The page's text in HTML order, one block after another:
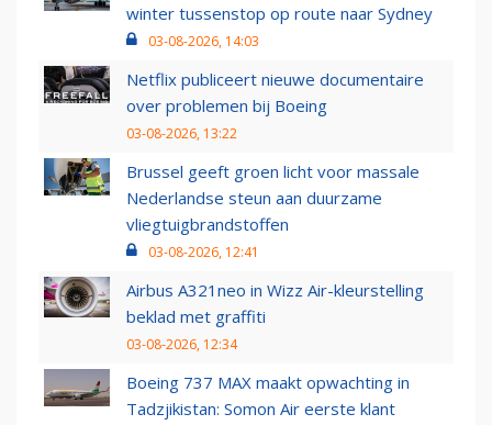
winter tussenstop op route naar Sydney
03-08-2026, 14:03
Netflix publiceert nieuwe documentaire
over problemen bij Boeing
03-08-2026, 13:22
Brussel geeft groen licht voor massale
Nederlandse steun aan duurzame
vliegtuigbrandstoffen
03-08-2026, 12:41
Airbus A321neo in Wizz Air-kleurstelling
beklad met graffiti
03-08-2026, 12:34
Boeing 737 MAX maakt opwachting in
Tadzjikistan: Somon Air eerste klant